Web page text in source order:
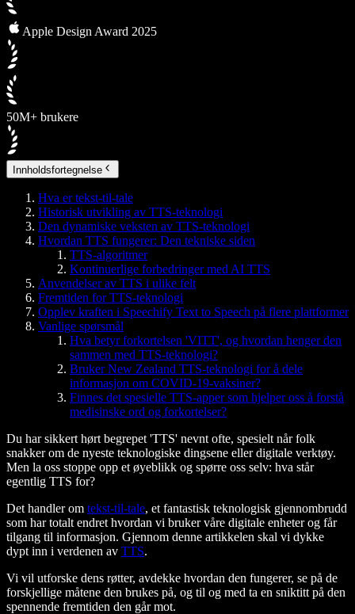
Apple Design Award 2025
50M+ brukere
Innholdsfortegnelse
Hva er tekst-til-tale
Historisk utvikling av TTS-teknologi
Den dynamiske veksten av TTS-teknologi
Hvordan TTS fungerer: Den tekniske siden
TTS-algoritmer
Kontinuerlige forbedringer med AI TTS
Anvendelser av TTS i ulike felt
Fremtiden for TTS-teknologi
Opplev kraften i Speechify Text to Speech på flere plattformer
Vanlige spørsmål
Hva betyr forkortelsen 'VITT', og hvordan henger den
sammen med TTS-teknologi?
Bruker New Zealand TTS-teknologi for å dele
informasjon om COVID-19-vaksiner?
Finnes det spesielle TTS-apper som hjelper oss å forstå
medisinske ord og forkortelser?
Du har sikkert hørt begrepet 'TTS' nevnt ofte, spesielt når folk
snakker om de nyeste teknologiske dingsene eller digitale verktøy.
Men la oss stoppe opp et øyeblikk og spørre oss selv: hva står
egentlig TTS for?
Det handler om tekst-til-tale, et fantastisk teknologisk gjennombrudd
som har totalt endret hvordan vi bruker våre digitale enheter og får
tilgang til informasjon. Gjennom denne artikkelen skal vi dykke
dypt inn i verdenen av TTS.
Vi vil utforske dens røtter, avdekke hvordan den fungerer, se på de
forskjellige måtene den brukes på, og til og med ta en sniktitt på den
spennende fremtiden den går mot.